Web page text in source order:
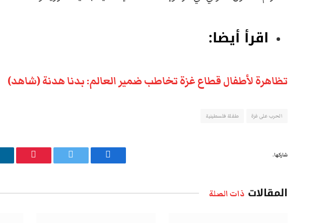
اقرأ أيضا:
تظاهرة لأطفال قطاع غزة تخاطب ضمير العالم: بدنا هدنة (شاهد)
الحرب على غزة طفلة فلسطينية
شاركها.
فيسبوك تويتر بينتيريست
المقالات ذات الصلة